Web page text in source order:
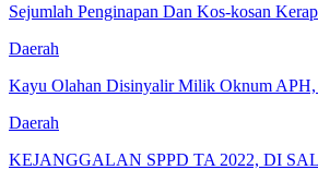
Sejumlah Penginapan Dan Kos-kosan
Daerah
Kayu Olahan Disinyalir Milik Oknum APH,
Daerah
KEJANGGALAN SPPD TA 2022, DI